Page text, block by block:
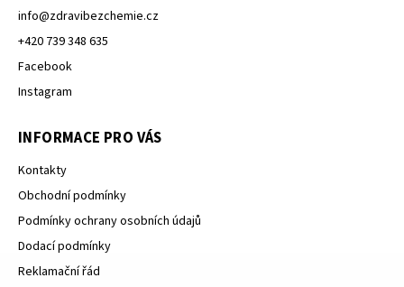
info@zdravibezchemie.cz
+420 739 348 635
Facebook
Instagram
INFORMACE PRO VÁS
Kontakty
Obchodní podmínky
Podmínky ochrany osobních údajů
Dodací podmínky
Reklamační řád